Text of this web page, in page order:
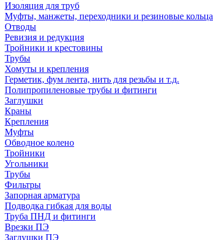
Изоляция для труб
Муфты, манжеты, переходники и резиновые кольца
Отводы
Ревизия и редукция
Тройники и крестовины
Трубы
Хомуты и крепления
Герметик, фум лента, нить для резьбы и т.д.
Полипропиленовые трубы и фитинги
Заглушки
Краны
Крепления
Муфты
Обводное колено
Тройники
Угольники
Трубы
Фильтры
Запорная арматура
Подводка гибкая для воды
Труба ПНД и фитинги
Врезки ПЭ
Заглушки ПЭ